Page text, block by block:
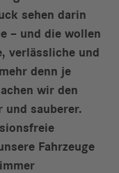
sehen darin
– und die wollen
verlässliche und
denn je
wir den
und sauberer.
Fahrzeuge